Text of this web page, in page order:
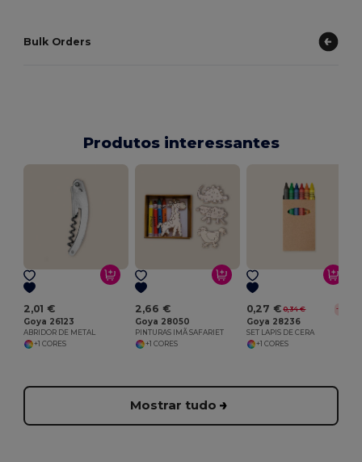
Bulk Orders
Produtos interessantes
2,01 €
Goya 26123
ABRIDOR DE METAL
+1 CORES
2,66 €
Goya 28050
PINTURAS IMÃ SAFARIET
+1 CORES
0,27 € 0,34 € -19%
Goya 28236
SET LAPIS DE CERA
+1 CORES
Mostrar tudo